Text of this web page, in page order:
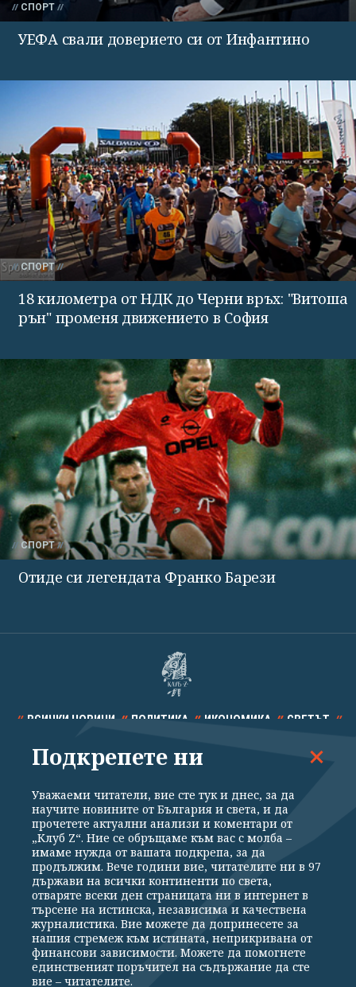
СПОРТ
УЕФА свали доверието си от Инфантино
СПОРТ
18 километра от НДК до Черни връх: "Витоша
рън" променя движението в София
СПОРТ
Отиде си легендата Франко Барези
ВСИЧКИ НОВИНИ ПОЛИТИКА ИКОНОМИКА СВЕТЪТ
СПОРТ КУЛТУРА ТЕХНОЛОГИИ КАЛЕЙДОСКОП
Общи условия
Политика за поверителност
Реклама
Партньори Контакти
За Клуб Z
Екип
Подкрепете ни
Издател на www.clubz.bg е „Клуб Зебра Медия“ ЕООД, София, ул. "Алеко
Константинов" 3. Всички права запазени 2026 „Клуб Зебра Медия“
Подкрепете ни
Уважаеми читатели, вие сте тук и днес, за да
научите новините от България и света, и да
прочетете актуални анализи и коментари от
„Клуб Z“. Ние се обръщаме към вас с молба –
имаме нужда от вашата подкрепа, за да
продължим. Вече години вие, читателите ни в 97
държави на всички континенти по света,
отваряте всеки ден страницата ни в интернет в
търсене на истинска, независима и качествена
журналистика. Вие можете да допринесете за
нашия стремеж към истината, неприкривана от
финансови зависимости. Можете да помогнете
единственият поръчител на съдържание да сте
вие – читателите.